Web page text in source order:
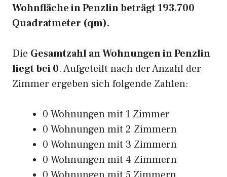
Wohnfläche in Penzlin beträgt 193.700
Quadratmeter (qm).
Die Gesamtzahl an Wohnungen in Penzlin
liegt bei 0. Aufgeteilt nach der Anzahl der
Zimmer ergeben sich folgende Zahlen:
0 Wohnungen mit 1 Zimmer
0 Wohnungen mit 2 Zimmern
0 Wohnungen mit 3 Zimmern
0 Wohnungen mit 4 Zimmern